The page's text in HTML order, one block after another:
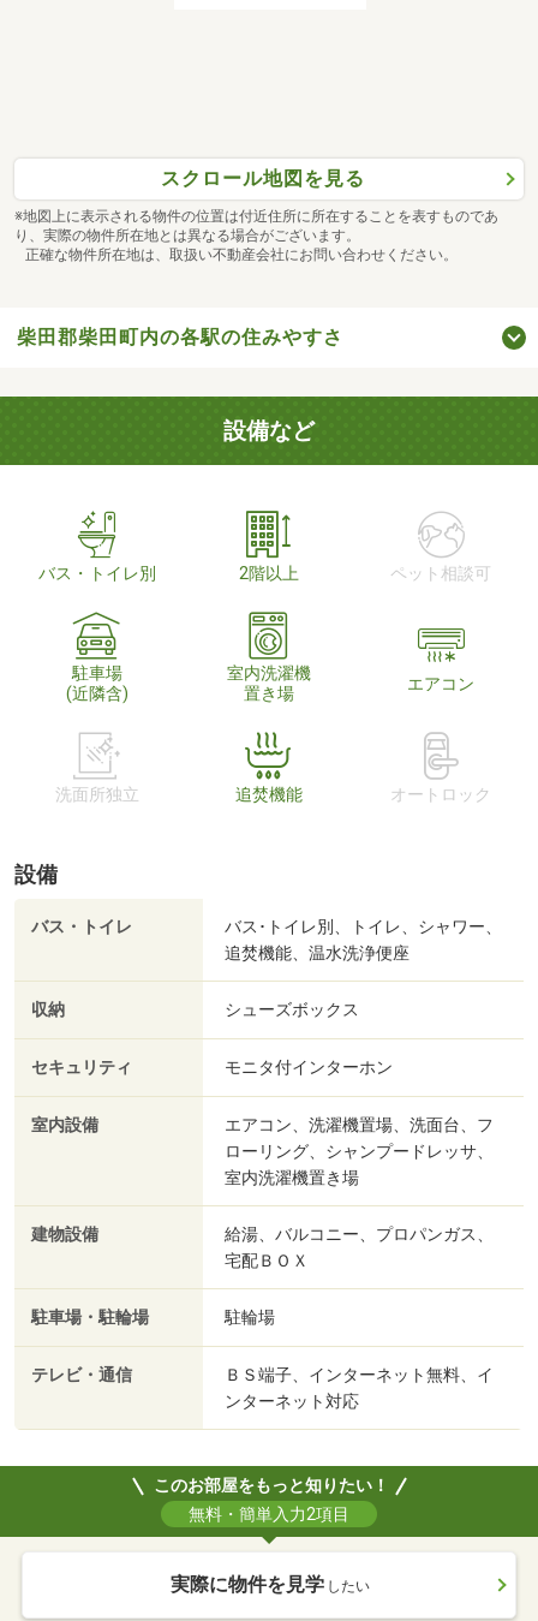
スクロール地図を見る
※地図上に表示される物件の位置は付近住所に所在することを表すものであ
り、実際の物件所在地とは異なる場合がございます。
正確な物件所在地は、取扱い不動産会社にお問い合わせください。
柴田郡柴田町内の各駅の住みやすさ
設備など
バス・トイレ別 2階以上 ペット相談可
駐車場
(近隣含)
室内洗濯機
置き場
エアコン
洗面所独立 追焚機能 オートロック
設備
バス・トイレ
バス･トイレ別、トイレ、シャワー、
追焚機能、温水洗浄便座
収納 シューズボックス
セキュリティ モニタ付インターホン
室内設備
エアコン、洗濯機置場、洗面台、フ
ローリング、シャンプードレッサ、
室内洗濯機置き場
建物設備
給湯、バルコニー、プロパンガス、
宅配ＢＯＸ
駐車場・駐輪場 駐輪場
テレビ・通信
ＢＳ端子、インターネット無料、イ
ンターネット対応
このお部屋をもっと知りたい！
無料・簡単入力2項目
実際に物件を見学 したい